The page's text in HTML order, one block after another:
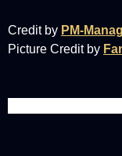
Credit by PM-
Picture Credit by